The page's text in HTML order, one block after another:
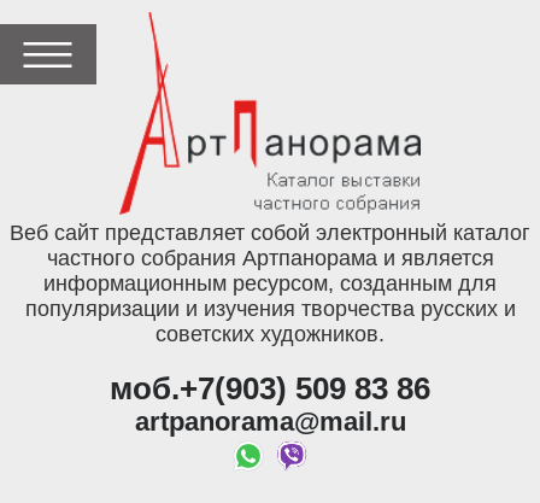
Веб сайт представляет собой электронный каталог
частного собрания Артпанорама и является
информационным ресурсом, созданным для
популяризации и изучения творчества русских и
советских художников.
моб.+7(903) 509 83 86
artpanorama@mail.ru